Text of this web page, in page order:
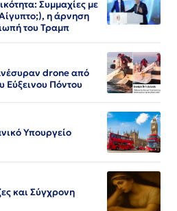
Συμμαχίες με
η άρνηση
του Τραμπ
drone από
Εύξεινου Πόντου
Υπουργείο
και Σύγχρονη